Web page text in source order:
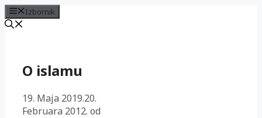
Izbornik
sadržajO islamu
19. Maja 2019.20.
Februara 2012. od